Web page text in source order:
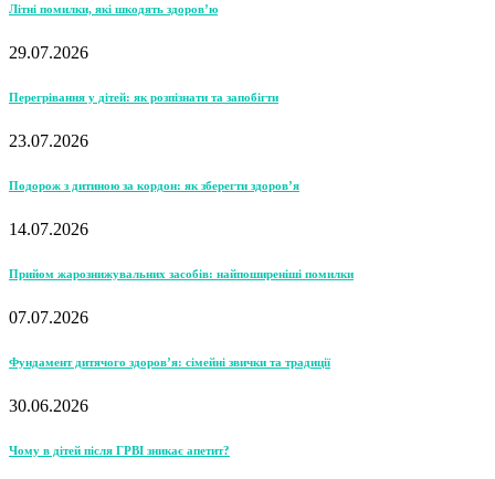
Літні помилки, які шкодять здоров’ю
29.07.2026
Перегрівання у дітей: як розпізнати та запобігти
23.07.2026
Подорож з дитиною за кордон: як зберегти здоров’я
14.07.2026
Прийом жарознижувальних засобів: найпоширеніші помилки
07.07.2026
Фундамент дитячого здоров’я: сімейні звички та традиції
30.06.2026
Чому в дітей після ГРВІ зникає апетит?